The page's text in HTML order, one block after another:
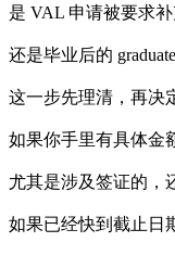
是 VAL 申请被要求
还是毕业后的
这一步先理清，再决
如果你手里有具体金
尤其是涉及签证的，
如果已经快到截止日